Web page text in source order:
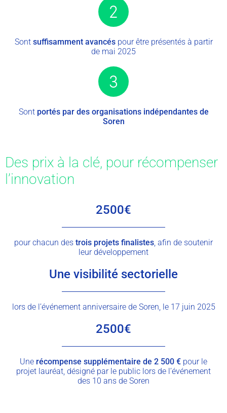
2
Sont suffisamment avancéspour être présentés à partir
de mai 2025
3
Sont portés par des organisations indépendantes de
Soren
Des prix à la clé, pour récompenser
l’innovation
2500€
pour chacun des trois projets finalistes, afin de soutenir
leur développement
Une visibilité sectorielle
lors de l’événement anniversaire de Soren, le 17 juin 2025
2500€
Une récompense supplémentaire de 2 500 € pour le
projet lauréat, désigné par le public lors de l’événement
des 10 ans de Soren